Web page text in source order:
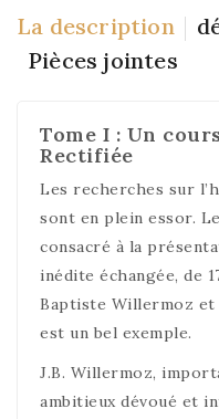
La description
Pièces jointes
Tome I : Un
Rectifiée
Les recherches sur
sont en plein essor.
consacré à la
inédite échangée, de
Baptiste Willermoz et
est un bel exemple.
J.B. Willermoz,
ambitieux dévoué et